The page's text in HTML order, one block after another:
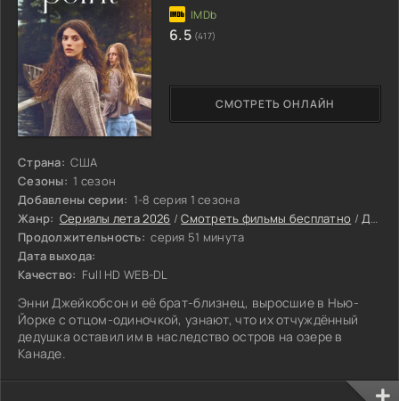
Страна: США
Сезоны: 1 сезон
Добавлены серии: 1-8 серия 1 сезона
Жанр: Сериалы лета 2026 /Смотреть фильмы бесплатно /Драмы 2026
Продолжительность: серия 51 минута
Дата выхода:
Качество: Full HD WEB-DL
Энни Джейкобсон и её брат-близнец, выросшие в Нью-
Йорке с отцом-одиночкой, узнают, что их отчуждённый
дедушка оставил им в наследство остров на озере в
Канаде.
СМОТРЕТЬ ОНЛАЙН
6.5 (417)